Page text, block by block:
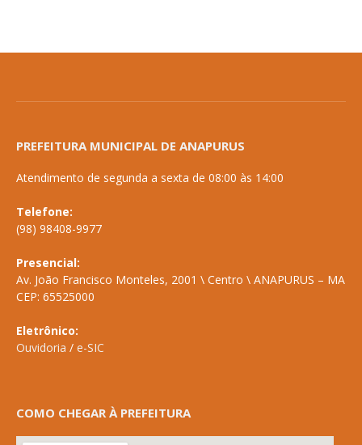
PREFEITURA MUNICIPAL DE ANAPURUS
Atendimento de segunda a sexta de 08:00 às 14:00
Telefone:
(98) 98408-9977
Presencial:
Av. João Francisco Monteles, 2001 \ Centro \ ANAPURUS – MA
CEP: 65525000
Eletrônico:
Ouvidoria / e-SIC
COMO CHEGAR À PREFEITURA